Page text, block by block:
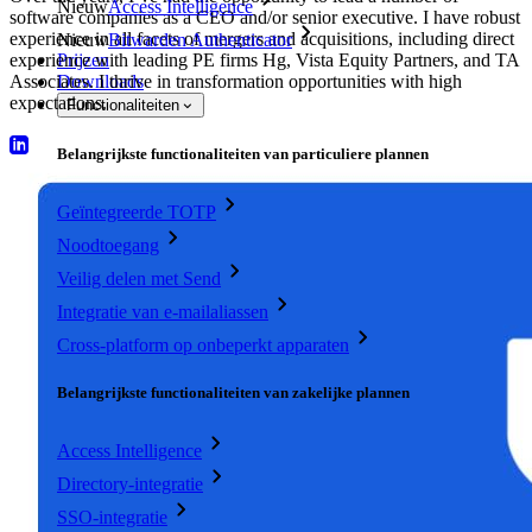
NieuwAccess Intelligence
NieuwBitwarden Authenticator
Prijzen
Downloads
Functionaliteiten
Belangrijkste functionaliteiten van particuliere plannen
Geïntegreerde TOTP
Noodtoegang
Veilig delen met Send
Integratie van e-mailaliassen
Cross-platform op onbeperkt apparaten
Belangrijkste functionaliteiten van zakelijke plannen
Access Intelligence
Directory-integratie
SSO-integratie
software companies as a CEO and/or senior executive. I have robust
experience in all facets of mergers and acquisitions, including direct
experience with leading PE firms Hg, Vista Equity Partners, and TA
Associates. I thrive in transformation opportunities with high
expectations.